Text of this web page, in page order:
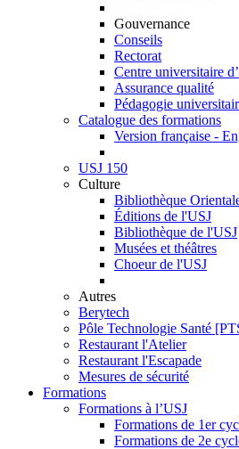
Gouvernance
Conseils
Rectorat
Centre universitaire
Assurance qualité
Pédagogie
Catalogue des formations
Version française -
USJ 150
Culture
Bibliothèque
Éditions de l'USJ
Bibliothèque de l'USJ
Musées et théâtres
Choeur de l'USJ
Autres
Berytech
Pôle Technologie Santé
Restaurant l'Atelier
Restaurant l'Escapade
Mesures de sécurité
Formations
Formations à l’USJ
Formations de 1er
Formations de 2e